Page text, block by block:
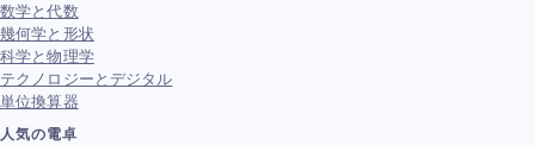
数学と代数
幾何学と形状
科学と物理学
テクノロジーとデジタル
単位換算器
人気の電卓